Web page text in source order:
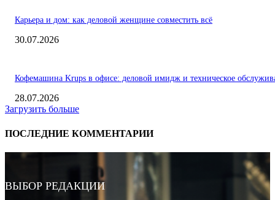
Карьера и дом: как деловой женщине совместить всё
30.07.2026
Кофемашина Krups в офисе: деловой имидж и техническое
28.07.2026
Загрузить больше
ПОСЛЕДНИЕ КОММЕНТАРИИ
ВЫБОР РЕДАКЦИИ